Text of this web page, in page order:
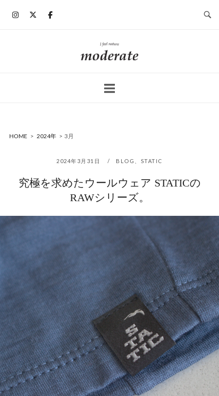
ホ
ー
HOME > 2024年 > 3月
2024年3月31日 BLOG STATIC
究極を求めたウールウェア STATICの
RAWシリーズ。